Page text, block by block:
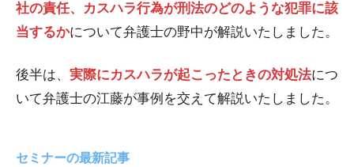
社の責任、カスハラ行為が刑法のどのような犯罪に該
当するかについて弁護士の野中が解説いたしました。
後半は、 実際にカスハラが起こったときの対処法につ
いて弁護士の江藤が事例を交えて解説いたしました。
セミナーの最新記事